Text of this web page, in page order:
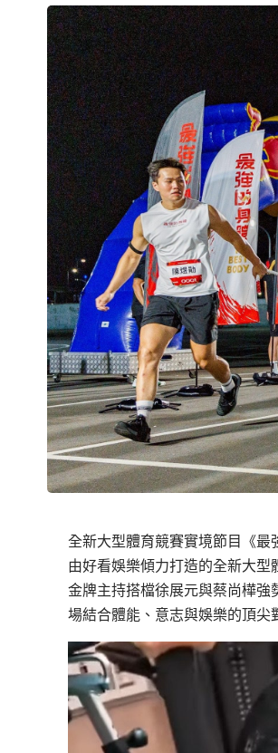
全新大型體育競賽實境節目《
由好看娛樂傾力打造的全新大
金牌主持搭檔徐展元與蔡尚樺
場結合體能、意志與娛樂的頂尖